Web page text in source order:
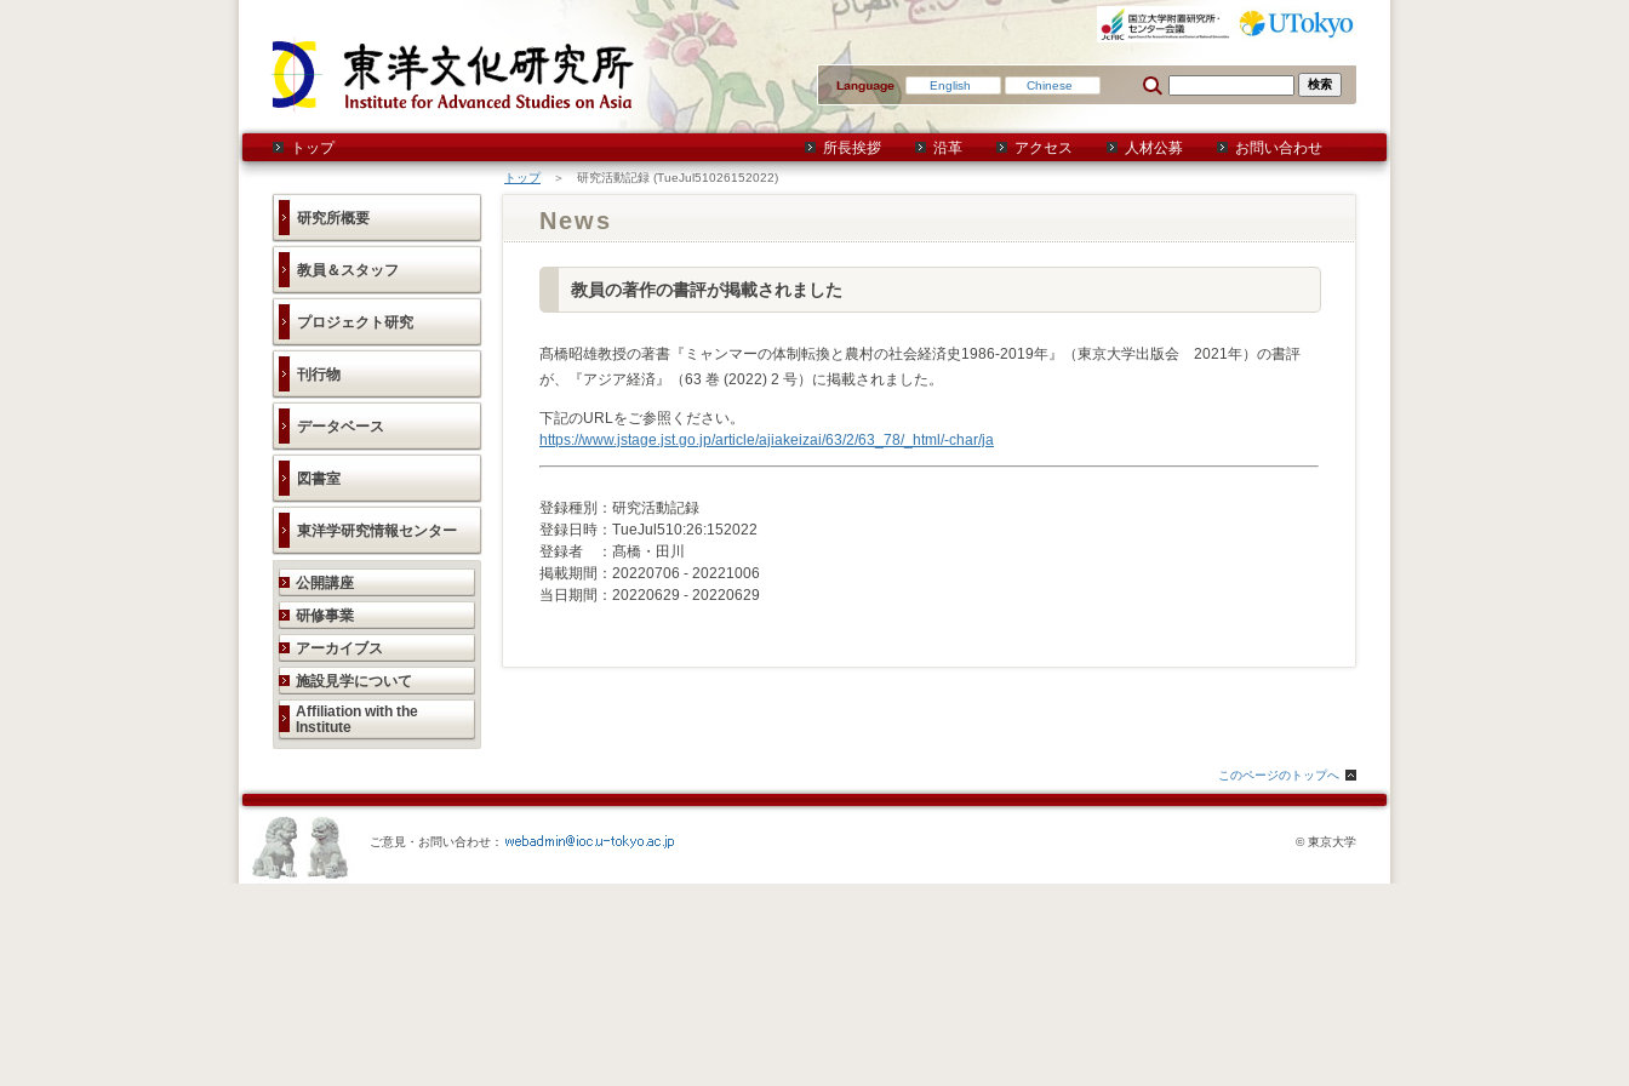
English Chinese
トップ 所長挨拶 沿革 アクセス 人材公募 お問い合わせ
研究所概要
教員＆スタッフ
プロジェクト研究
刊行物
データベース
図書室
東洋学研究情報センター
研究活動のご案内
公開講座
研修事業
アーカイブス
施設見学について
Affiliation with the
Institute
トップ＞ 研究活動記録 (TueJul51026152022)
News
教員の著作の書評が掲載されました
髙橋昭雄教授の著書『ミャンマーの体制転換と農村の社会経済史1986-2019年』（東京大学出版会 2021年）の書評
が、『アジア経済』（63 巻 (2022) 2 号）に掲載されました。
下記のURLをご参照ください。
https://www.jstage.jst.go.jp/article/ajiakeizai/63/2/63_78/_html/-char/ja
登録種別：研究活動記録
登録日時：TueJul510:26:152022
登録者 ：髙橋・田川
掲載期間：20220706 - 20221006
当日期間：20220629 - 20220629
このページのトップへ
ご意見・お問い合わせ： © 東京大学